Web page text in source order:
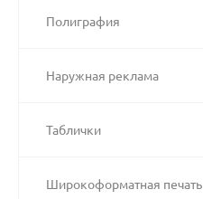
Полиграфия
Наружная реклама
Таблички
Широкоформатная печать